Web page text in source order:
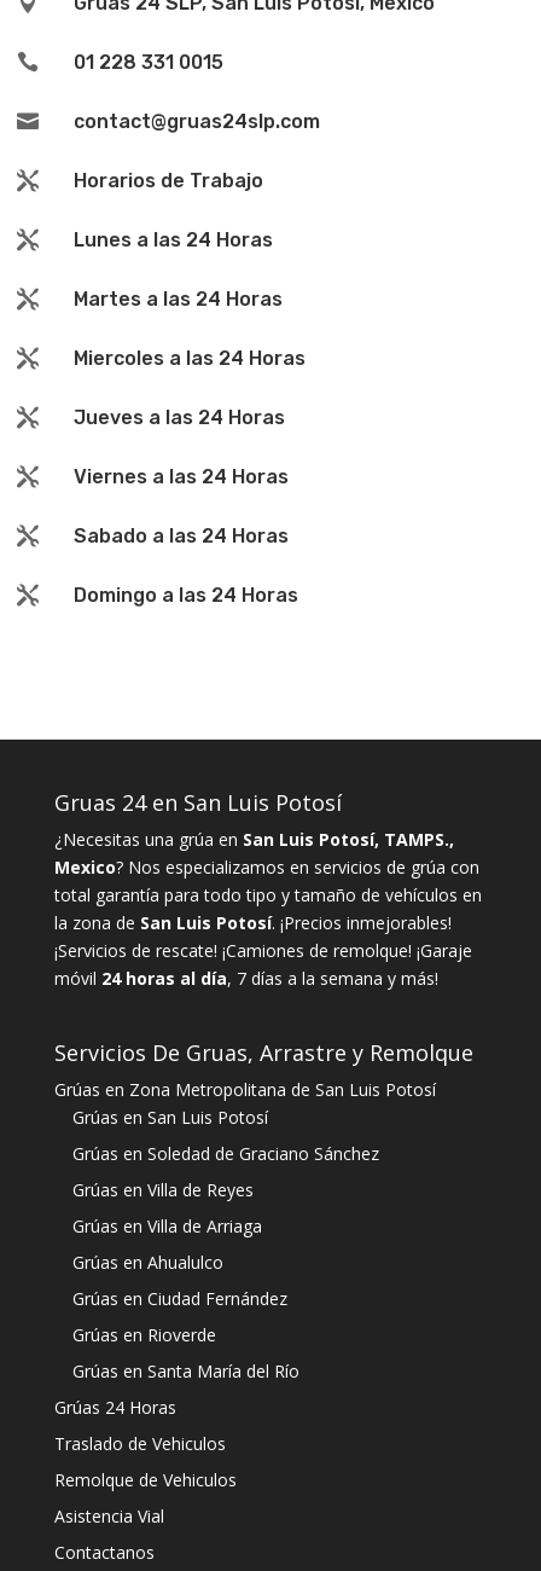
 01 228 331 0015
 contact@gruas24slp.com
 Horarios de Trabajo
 Lunes a las 24 Horas
 Martes a las 24 Horas
 Miercoles a las 24 Horas
 Jueves a las 24 Horas
 Viernes a las 24 Horas
 Sabado a las 24 Horas
 Domingo a las 24 Horas
Gruas 24 en San Luis Potosí
¿Necesitas una grúa en San Luis Potosí, TAMPS.,
Mexico? Nos especializamos en servicios de grúa con
total garantía para todo tipo y tamaño de vehículos en
la zona de San Luis Potosí. ¡Precios inmejorables!
¡Servicios de rescate! ¡Camiones de remolque! ¡Garaje
móvil 24 horas al día, 7 días a la semana y más!
Servicios De Gruas, Arrastre y Remolque
Grúas en Zona Metropolitana de San Luis Potosí
Grúas en San Luis Potosí
Grúas en Soledad de Graciano Sánchez
Grúas en Villa de Reyes
Grúas en Villa de Arriaga
Grúas en Ahualulco
Grúas en Ciudad Fernández
Grúas en Rioverde
Grúas en Santa María del Río
Grúas 24 Horas
Traslado de Vehiculos
Remolque de Vehiculos
Asistencia Vial
Contactanos